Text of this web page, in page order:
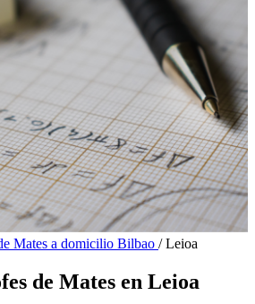
Mates a domicilio Bilbao / Leioa
de Mates en Leioa